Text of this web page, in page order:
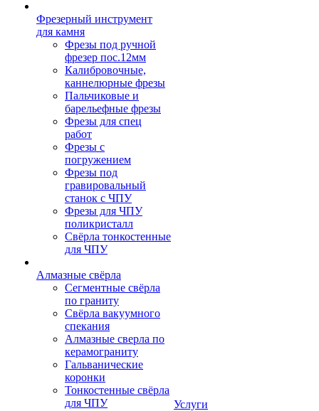
Фрезерный инструмент
для камня
Фрезы под ручной
фрезер пос.12мм
Калибровочные,
каннелюрные фрезы
Пальчиковые и
барельефные фрезы
Фрезы для спец
работ
Фрезы с
погружением
Фрезы под
гравировальный
станок с ЧПУ
Фрезы для ЧПУ
поликристалл
Свёрла тонкостенные
для ЧПУ
Алмазные свёрла
Сегментные свёрла
по граниту
Свёрла вакуумного
спекания
Алмазные сверла по
керамограниту
Гальванические
коронки
Тонкостенные свёрла
для ЧПУ
Услуги